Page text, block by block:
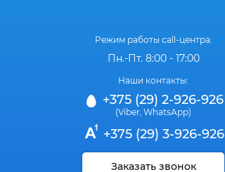
Режим работы call-центра:
Пн.-Пт. 8:00 - 17:00
Наши контакты:
+375 (29) 2-926-926
(Viber, WhatsApp)
+375 (29) 3-926-926
Заказать звонок